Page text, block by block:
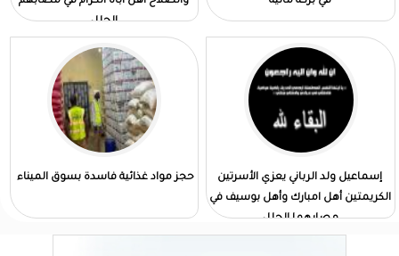
الجلل
إسماعيل ولد الرباني يعزي الأسرتين
الكريمتين أهل امبارك وأهل بوسيف في
مصابهما الجلل
حجز مواد غذائية فاسدة بسوق الميناء